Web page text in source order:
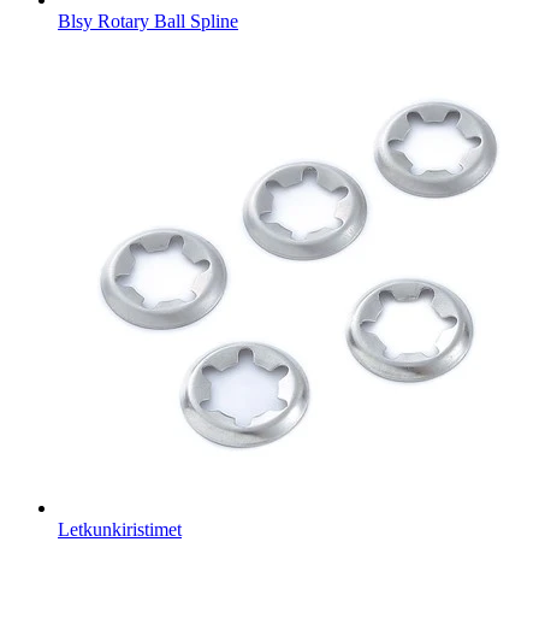
Blsy Rotary Ball Spline
Letkunkiristimet